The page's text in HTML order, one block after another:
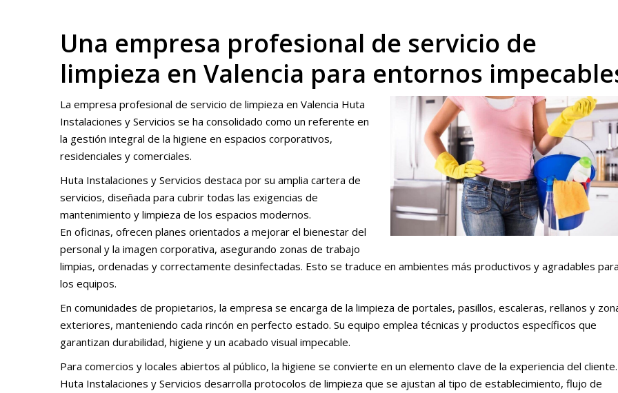
Una empresa profesional de servicio de
limpieza en Valencia para entornos
La empresa profesional de servicio de limpieza en Valencia Huta
Instalaciones y Servicios se ha consolidado como un referente en
la gestión integral de la higiene en espacios corporativos,
residenciales y comerciales.
Huta Instalaciones y Servicios destaca por su amplia cartera de
servicios, diseñada para cubrir todas las exigencias de
mantenimiento y limpieza de los espacios modernos.
En oficinas, ofrecen planes orientados a mejorar el bienestar del
personal y la imagen corporativa, asegurando zonas de trabajo
limpias, ordenadas y correctamente desinfectadas. Esto se traduce en ambientes más productivos y agradables para
los equipos.
En comunidades de propietarios, la empresa se encarga de la limpieza de portales, pasillos, escaleras, rellanos y
exteriores, manteniendo cada rincón en perfecto estado. Su equipo emplea técnicas y productos específicos que
garantizan durabilidad, higiene y un acabado visual impecable.
Para comercios y locales abiertos al público, la higiene se convierte en un elemento clave de la experiencia del cliente.
Huta Instalaciones y Servicios desarrolla protocolos de limpieza que se ajustan al tipo de establecimiento, flujo de